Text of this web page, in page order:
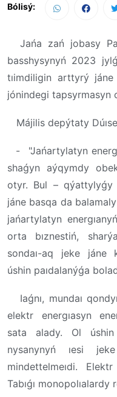
Bólisý:
Jańa zań jobasy
basshysynyń 2023
tıimdiligin arttyrý jáne
jónindegi tapsyrmasyn
Májilis depýtaty
- "Jańartylatyn
shaǵyn aýqymdy
otyr. Bul – qýattylyǵy
jáne basqa da
jańartylatyn
orta bıznestiń,
sondaı-aq jeke jáne
úshin paıdalanýǵa
Iaǵnı, mundaı
elektr energıasyn
sata alady. Ol úshin
nysanynyń ıesi
mindettelmeıdi.
Tabıǵı